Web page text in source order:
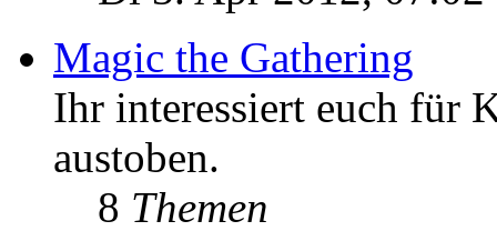
Magic the Gathering
Ihr interessiert euch für
austoben.
8 Themen